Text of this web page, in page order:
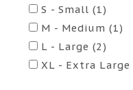
S - Small (1)
M - Medium (1)
L - Large (2)
XL - Extra Large